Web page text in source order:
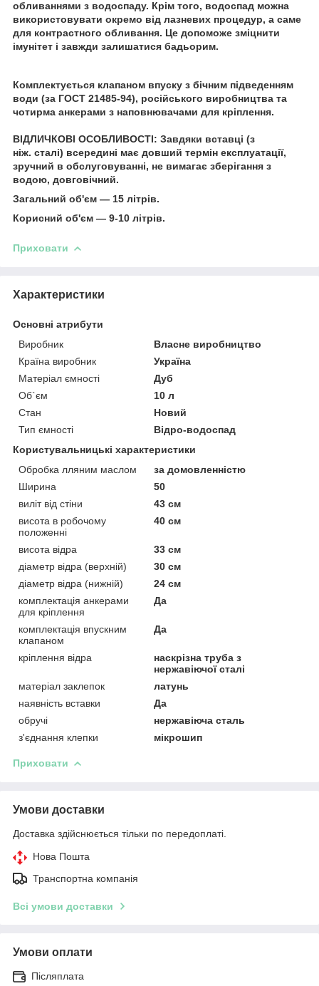
обливаннями з водоспаду. Крім того, водоспад можна
використовувати окремо від лазневих процедур, а саме
для контрастного обливання. Це допоможе зміцнити
імунітет і завжди залишатися бадьорим.
Комплектується клапаном впуску з бічним підведенням
води (за ГОСТ 21485-94), російського виробництва та
чотирма анкерами з наповнювачами для кріплення.
ВІДЛИЧКОВІ ОСОБЛИВОСТІ: Завдяки вставці (з
ніж. сталі) всередині має довший термін експлуатації,
зручний в обслуговуванні, не вимагає зберігання з
водою, довговічний.
Загальний об'єм — 15 літрів.
Корисний об'єм — 9-10 літрів.
Приховати
Характеристики
Основні атрибути
Виробник
Власне виробництво
Країна виробник
Україна
Матеріал ємності
Дуб
Об`єм
10 л
Стан
Новий
Тип ємності
Відро-водоспад
Користувальницькі характеристики
Обробка лляним маслом
за домовленністю
Ширина
50
виліт від стіни
43 см
висота в робочому
положенні
40 см
висота відра
33 см
діаметр відра (верхній)
30 см
діаметр відра (нижній)
24 см
комплектація анкерами
для кріплення
Да
комплектація впускним
клапаном
Да
кріплення відра
наскрізна труба з
нержавіючої сталі
матеріал заклепок
латунь
наявність вставки
Да
обручі
нержавіюча сталь
з'єднання клепки
мікрошип
Приховати
Умови доставки
Доставка здійснюється тільки по передоплаті.
Нова Пошта
Транспортна компанія
Всі умови доставки
Умови оплати
Післяплата